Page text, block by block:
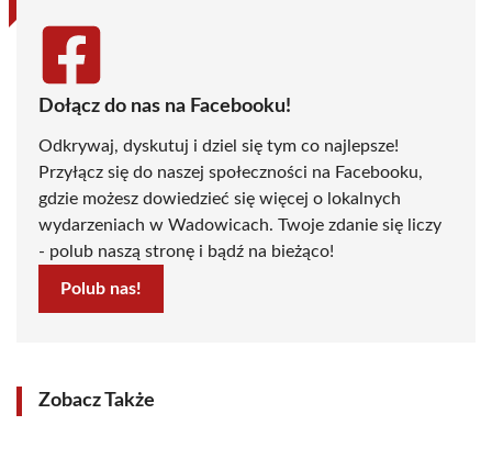
Dołącz do nas na Facebooku!
Odkrywaj, dyskutuj i dziel się tym co najlepsze!
Przyłącz się do naszej społeczności na Facebooku,
gdzie możesz dowiedzieć się więcej o lokalnych
wydarzeniach w Wadowicach. Twoje zdanie się liczy
- polub naszą stronę i bądź na bieżąco!
Polub nas!
Zobacz Także